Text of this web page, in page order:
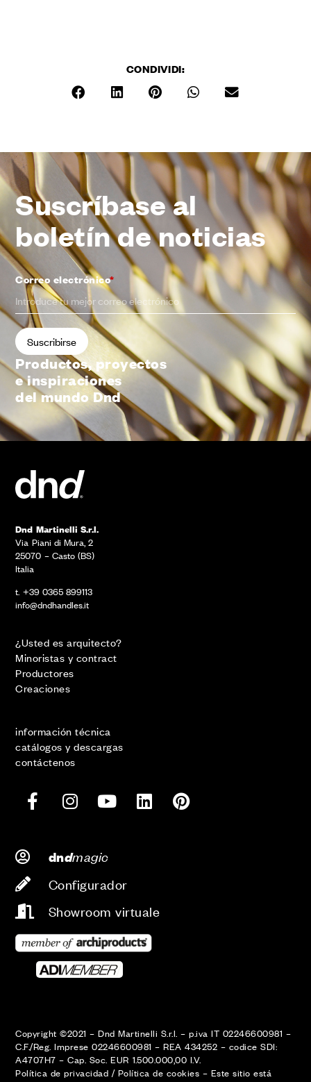
CONDIVIDI:
Suscríbase al
boletín de noticias
Correo electrónico*
Productos, proyectos
e inspiraciones
del mundo Dnd
Dnd Martinelli S.r.l.
Via Piani di Mura, 2
25070 – Casto (BS)
Italia
t. +39 0365 899113
info@dndhandles.it
¿Usted es arquitecto?
Minoristas y contract
Productores
Creaciones
información técnica
catálogos y descargas
contáctenos
dndmagic
Configurador
Showroom virtuale
Copyright ©2021 – Dnd Martinelli S.r.l. – p.iva IT 02246600981 –
C.F./Reg. Imprese 02246600981 – REA 434252 – codice SDI:
A4707H7 – Cap. Soc. EUR 1.500.000,00 I.V.
Política de privacidad / Política de cookies – Este sitio está